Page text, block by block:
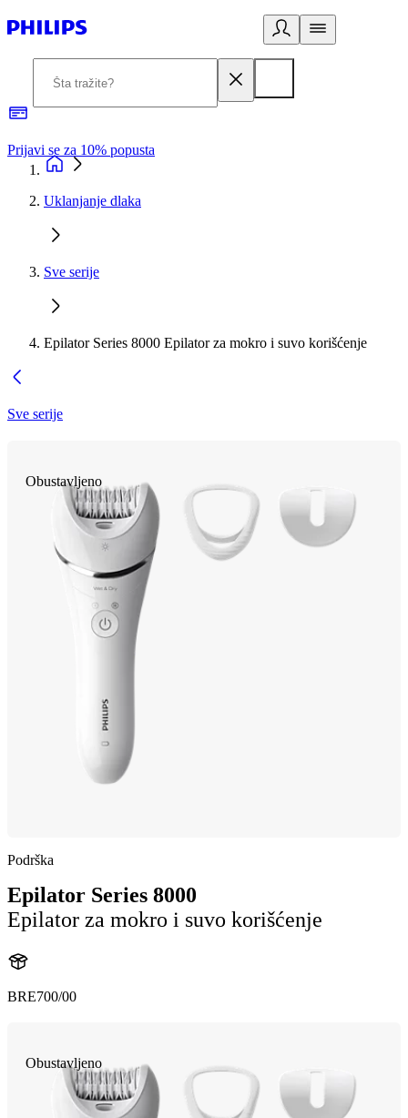
Prijavi se za 10% popusta
Uklanjanje dlaka
Sve serije
Epilator Series 8000 Epilator za mokro i suvo korišćenje
Sve serije
Obustavljeno
Podrška
Epilator Series 8000
Epilator za mokro i suvo korišćenje
BRE700/00
Obustavljeno